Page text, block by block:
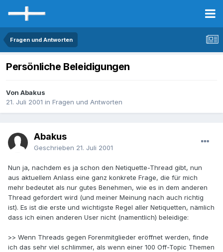
Fragen und Antworten
Persönliche Beleidigungen
Von Abakus
21. Juli 2001 in Fragen und Antworten
Abakus
Geschrieben 21. Juli 2001
Nun ja, nachdem es ja schon den Netiquette-Thread gibt, nun
aus aktuellem Anlass eine ganz konkrete Frage, die für mich
mehr bedeutet als nur gutes Benehmen, wie es in dem anderen
Thread gefordert wird (und meiner Meinung nach auch richtig
ist). Es ist die erste und wichtigste Regel aller Netiquetten, nämlich
dass ich einen anderen User nicht (namentlich) beleidige:
>> Wenn Threads gegen Forenmitglieder eröffnet werden, finde
ich das sehr viel schlimmer, als wenn einer 100 Off-Topic Themen